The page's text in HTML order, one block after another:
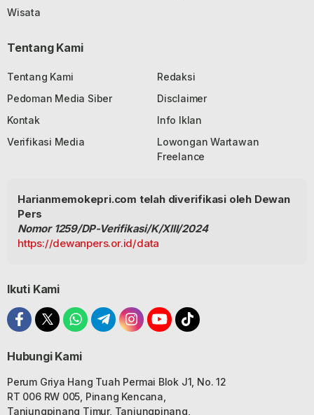
Wisata
Tentang Kami
Tentang Kami
Redaksi
Pedoman Media Siber
Disclaimer
Kontak
Info Iklan
Verifikasi Media
Lowongan Wartawan
Freelance
Harianmemokepri.com telah diverifikasi oleh Dewan
Pers
Nomor 1259/DP-Verifikasi/K/XIII/2024
https://dewanpers.or.id/data
Ikuti Kami
Hubungi Kami
Perum Griya Hang Tuah Permai Blok J1, No. 12
RT 006 RW 005, Pinang Kencana,
Tanjungpinang Timur, Tanjungpinang,